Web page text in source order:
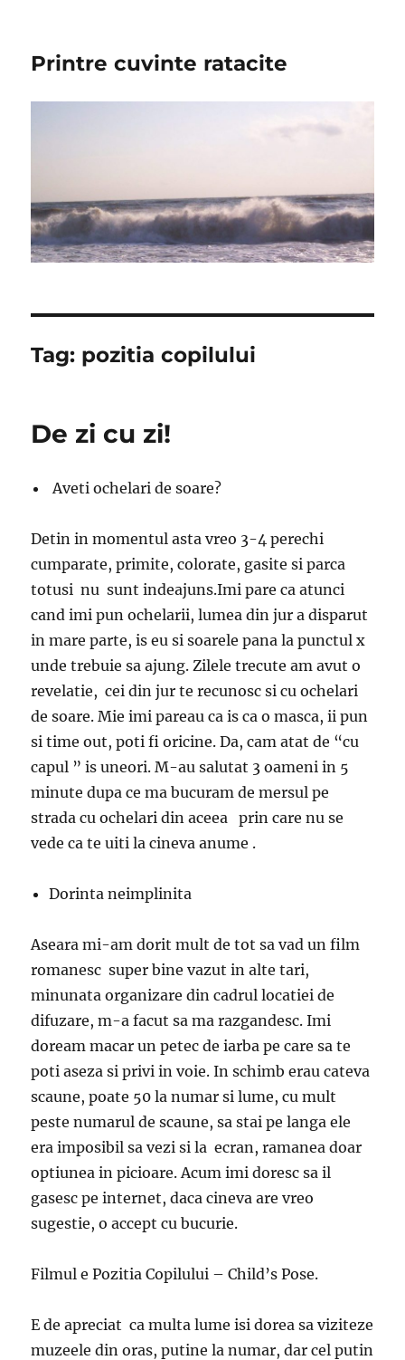
Printre cuvinte ratacite
Tag: pozitia copilului
De zi cu zi!
Aveti ochelari de soare?
Detin in momentul asta vreo 3-4 perechi
cumparate, primite, colorate, gasite si parca
totusi nu sunt indeajuns.Imi pare ca atunci
cand imi pun ochelarii, lumea din jur a disparut
in mare parte, is eu si soarele pana la punctul x
unde trebuie sa ajung. Zilele trecute am avut o
revelatie, cei din jur te recunosc si cu ochelari
de soare. Mie imi pareau ca is ca o masca, ii pun
si time out, poti fi oricine. Da, cam atat de “cu
capul ” is uneori. M-au salutat 3 oameni in 5
minute dupa ce ma bucuram de mersul pe
strada cu ochelari din aceea prin care nu se
vede ca te uiti la cineva anume .
Dorinta neimplinita
Aseara mi-am dorit mult de tot sa vad un film
romanesc super bine vazut in alte tari,
minunata organizare din cadrul locatiei de
difuzare, m-a facut sa ma razgandesc. Imi
doream macar un petec de iarba pe care sa te
poti aseza si privi in voie. In schimb erau cateva
scaune, poate 50 la numar si lume, cu mult
peste numarul de scaune, sa stai pe langa ele
era imposibil sa vezi si la ecran, ramanea doar
optiunea in picioare. Acum imi doresc sa il
gasesc pe internet, daca cineva are vreo
sugestie, o accept cu bucurie.
Filmul e Pozitia Copilului – Child’s Pose.
E de apreciat ca multa lume isi dorea sa viziteze
muzeele din oras, putine la numar, dar cel putin